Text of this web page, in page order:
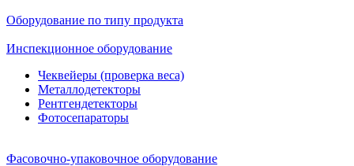
Оборудование по типу продукта
Инспекционное оборудование
Чеквейеры (проверка веса)
Металлодетекторы
Рентгендетекторы
Фотосепараторы
Фасовочно-упаковочное оборудование